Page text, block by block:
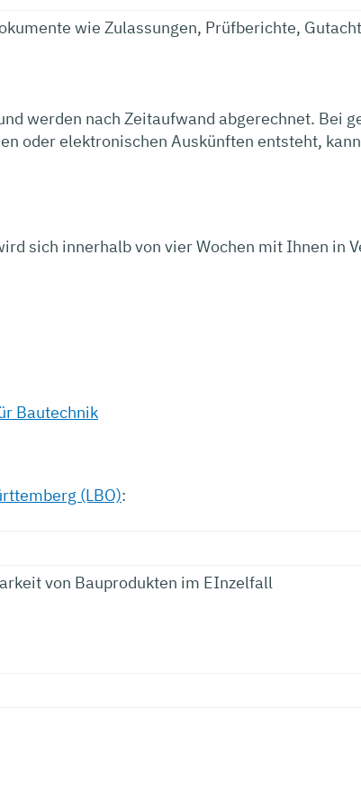
wie Zulassungen, Prüfberichte,
werden nach Zeitaufwand abgerechnet. Bei
oder elektronischen Auskünften entsteht,
sich innerhalb von vier Wochen mit Ihnen in
Bautechnik
(LBO):
von Bauprodukten im EInzelfall